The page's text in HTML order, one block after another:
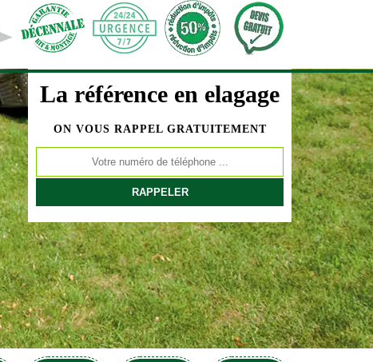
La référence en elagage
ON VOUS RAPPEL GRATUITEMENT